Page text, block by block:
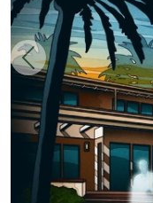
Zurück